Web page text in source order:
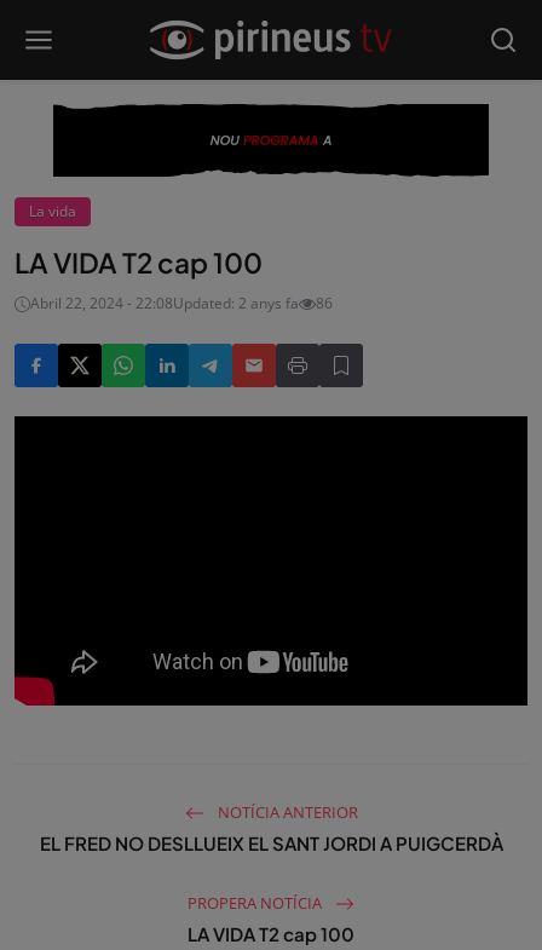
La vida
LA VIDA T2 cap 100
Abril 22, 2024 - 22:08Updated: 2 anys fa 86
NOTÍCIA ANTERIOR
EL FRED NO DESLLUEIX EL SANT JORDI A PUIGCERDÀ
PROPERA NOTÍCIA
LA VIDA T2 cap 100